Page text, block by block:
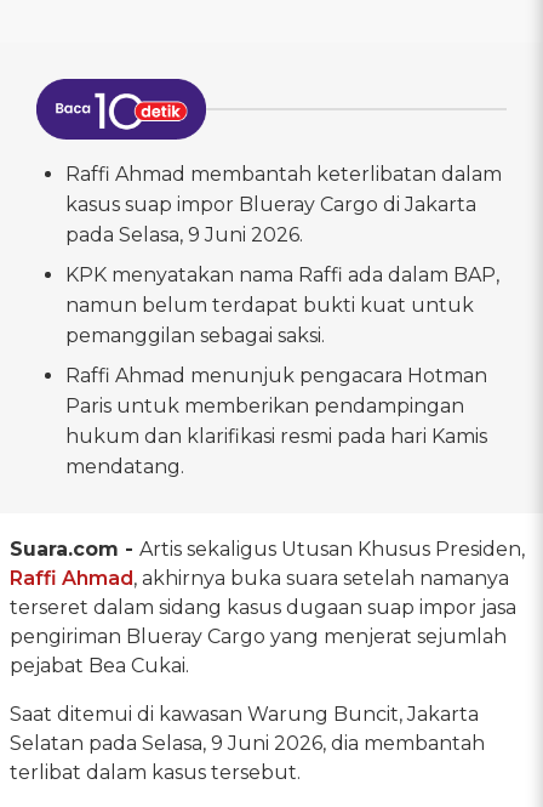
Raffi Ahmad membantah keterlibatan dalam
kasus suap impor Blueray Cargo di Jakarta
pada Selasa, 9 Juni 2026.
KPK menyatakan nama Raffi ada dalam BAP,
namun belum terdapat bukti kuat untuk
pemanggilan sebagai saksi.
Raffi Ahmad menunjuk pengacara Hotman
Paris untuk memberikan pendampingan
hukum dan klarifikasi resmi pada hari Kamis
mendatang.
Suara.com - Artis sekaligus Utusan Khusus Presiden,
Raffi Ahmad, akhirnya buka suara setelah namanya
terseret dalam sidang kasus dugaan suap impor jasa
pengiriman Blueray Cargo yang menjerat sejumlah
pejabat Bea Cukai.
Saat ditemui di kawasan Warung Buncit, Jakarta
Selatan pada Selasa, 9 Juni 2026, dia membantah
terlibat dalam kasus tersebut.